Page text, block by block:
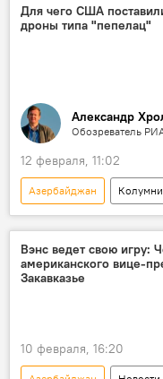
Для чего США
дроны типа "пепелац"
Александр
Обозреватель
12 февраля, 11:02
Азербайджан
Спецоперация России по
СВО
Политика
Вэнс ведет свою игру:
американского вице-
Закавказье
10 февраля, 16:20